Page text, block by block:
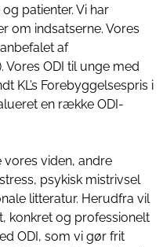
patienter. Vi har
om indsatserne. Vores
af
Vores ODI til unge med
KL’s Forebyggelsespris i
en række ODI-
vores viden, andre
psykisk mistrivsel
litteratur. Herudfra vil
konkret og professionelt
ODI, som vi gør frit